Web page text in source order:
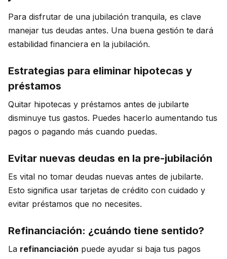
Para disfrutar de una jubilación tranquila, es clave
manejar tus deudas antes. Una buena gestión te dará
estabilidad financiera en la jubilación.
Estrategias para eliminar hipotecas y
préstamos
Quitar hipotecas y préstamos antes de jubilarte
disminuye tus gastos. Puedes hacerlo aumentando tus
pagos o pagando más cuando puedas.
Evitar nuevas deudas en la pre-jubilación
Es vital no tomar deudas nuevas antes de jubilarte.
Esto significa usar tarjetas de crédito con cuidado y
evitar préstamos que no necesites.
Refinanciación: ¿cuándo tiene sentido?
La refinanciación puede ayudar si baja tus pagos